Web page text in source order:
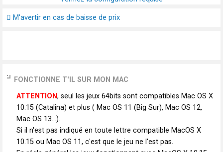
M'avertir en cas de baisse de prix
FONCTIONNE T'IL SUR MON MAC
ATTENTION, seul les jeux 64bits sont compatibles Mac OS X
10.15 (Catalina) et plus ( Mac OS 11 (Big Sur), Mac OS 12,
Mac OS 13...).
Si il n'est pas indiqué en toute lettre compatible MacOS X
10.15 ou Mac OS 11, c'est que le jeu ne l'est pas.